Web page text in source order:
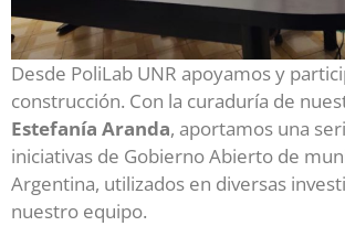
Desde PoliLab UNR apoyamos y
construcción. Con la curaduría de
Estefanía Aranda, aportamos una
iniciativas de Gobierno Abierto de
Argentina, utilizados en diversas
nuestro equipo.